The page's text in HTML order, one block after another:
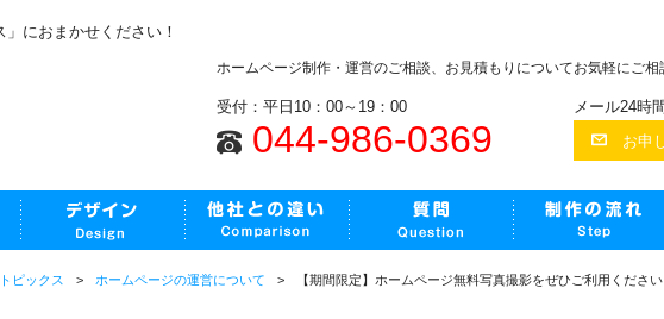
におまかせください！
ホームページ制作・運営のご相談、お見積もりについてお気軽にご相
受付：平日10：00～19：00
044-986-0369
メール24時
お申
ピックス ホームページの運営について 【期間限定】ホームページ無料写真撮影をぜひご利用ください